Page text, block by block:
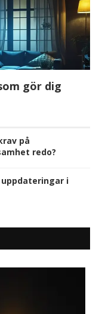
gör dig
på
redo?
i